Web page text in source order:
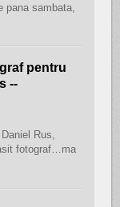
pana sambata,
pentru
--
Rus,
fotograf…ma